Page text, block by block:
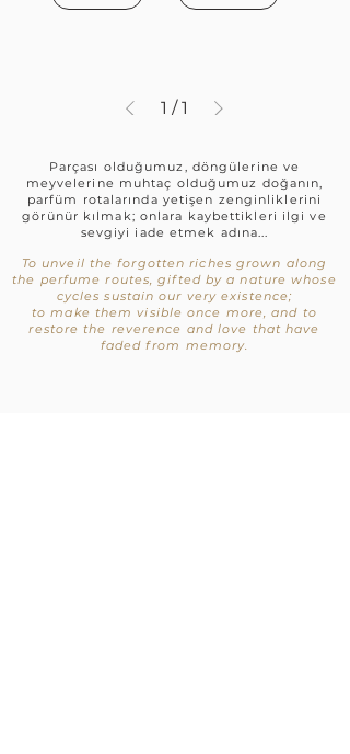
1 / 1
Parçası olduğumuz, döngülerine ve
meyvelerine muhtaç olduğumuz doğanın,
parfüm rotalarında yetişen zenginliklerini
görünür kılmak; onlara kaybettikleri ilgi ve
sevgiyi iade etmek adına...
To unveil the forgotten riches grown along
the perfume routes, gifted by a nature whose
cycles sustain our very existence;
to make them visible once more, and to
restore the reverence and love that have
faded from memory.